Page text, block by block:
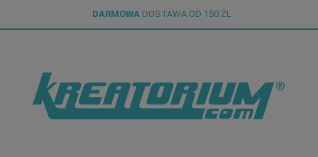
DARMOWA DOSTAWA OD 150 ZŁ